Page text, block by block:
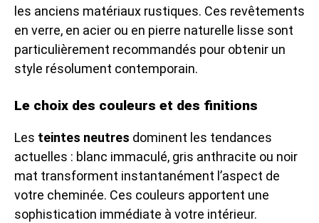
les anciens matériaux rustiques. Ces revêtements
en verre, en acier ou en pierre naturelle lisse sont
particulièrement recommandés pour obtenir un
style résolument contemporain.
Le choix des couleurs et des finitions
Les teintes neutres dominent les tendances
actuelles : blanc immaculé, gris anthracite ou noir
mat transforment instantanément l’aspect de
votre cheminée. Ces couleurs apportent une
sophistication immédiate à votre intérieur.